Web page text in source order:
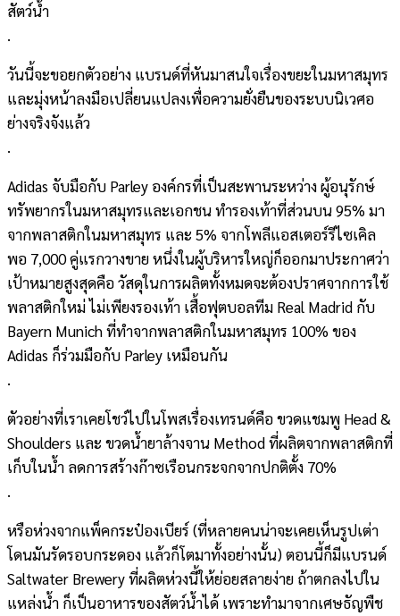
สัตว์น้ำ
.
วันนี้จะขอยกตัวอย่าง แบรนด์ที่หันมาสนใจเรื่องขยะในมหาสมุทร
และมุ่งหน้าลงมือเปลี่ยนแปลงเพื่อความยั่งยืนของระบบนิเวศอ
ย่างจริงจังแล้ว
.
Adidas จับมือกับ Parley องค์กรที่เป็นสะพานระหว่าง ผู้อนุรักษ์
ทรัพยากรในมหาสมุทรและเอกชน ทำรองเท้าที่ส่วนบน 95% มา
จากพลาสติกในมหาสมุทร และ 5% จากโพลีแอสเตอร์รีไซเคิล
พอ 7,000 คู่แรกวางขาย หนึ่งในผู้บริหารใหญ่ก็ออกมาประกาศว่า
เป้าหมายสูงสุดคือ วัสดุในการผลิตทั้งหมดจะต้องปราศจากการใช้
พลาสติกใหม่ ไม่เพียงรองเท้า เสื้อฟุตบอลทีม Real Madrid กับ
Bayern Munich ที่ทำจากพลาสติกในมหาสมุทร 100% ของ
Adidas ก็ร่วมมือกับ Parley เหมือนกัน
.
ตัวอย่างที่เราเคยโชว์ไปในโพสเรื่องเทรนด์คือ ขวดแชมพู Head &
Shoulders และ ขวดน้ำยาล้างจาน Method ที่ผลิตจากพลาสติกที่
เก็บในน้ำ ลดการสร้างก๊าซเรือนกระจกจากปกติตั้ง 70%
.
หรือห่วงจากแพ็คกระป๋องเบียร์ (ที่หลายคนน่าจะเคยเห็นรูปเต่า
โดนมันรัดรอบกระดอง แล้วก็โตมาทั้งอย่างนั้น) ตอนนี้ก็มีแบรนด์
Saltwater Brewery ที่ผลิตห่วงนี้ให้ย่อยสลายง่าย ถ้าตกลงไปใน
แหล่งน้ำ ก็เป็นอาหารของสัตว์น้ำได้ เพราะทำมาจากเศษธัญพืช